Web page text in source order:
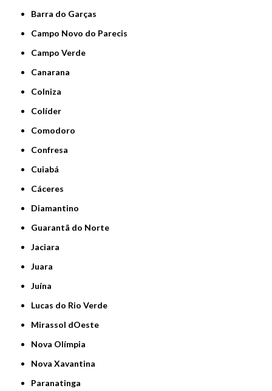
Barra do Garças
Campo Novo do Parecis
Campo Verde
Canarana
Colniza
Colíder
Comodoro
Confresa
Cuiabá
Cáceres
Diamantino
Guarantã do Norte
Jaciara
Juara
Juína
Lucas do Rio Verde
Mirassol dOeste
Nova Olímpia
Nova Xavantina
Paranatinga